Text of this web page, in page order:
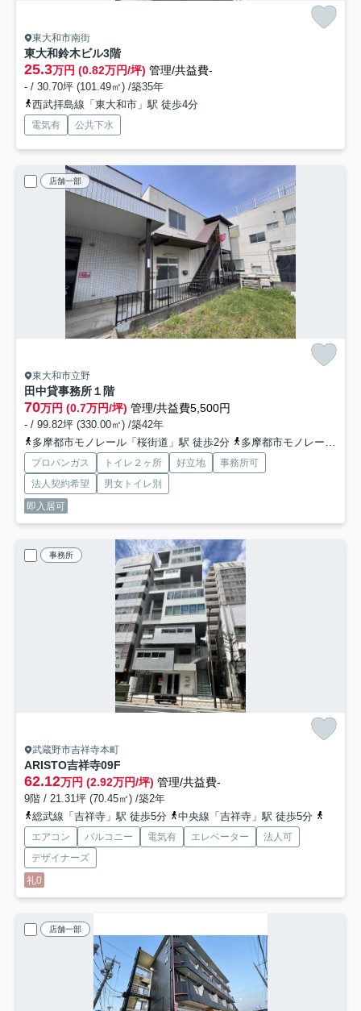
東大和市南街
東大和鈴木ビル3階
25.3万円 (0.82万円/坪) 管理/共益費-
- / 30.70坪 (101.49㎡) /築35年
西武拝島線「東大和市」駅 徒歩4分
電気有 公共下水
店舗一部
東大和市立野
田中貸事務所１階
70万円 (0.7万円/坪) 管理/共益費5,500円
- / 99.82坪 (330.00㎡) /築42年
多摩都市モノレール「桜街道」駅 徒歩2分
多摩都市モノレール「上北台」駅 徒歩12分
プロパンガス トイレ２ヶ所 好立地
事務所可
法人契約希望
男女トイレ別
即入居可
事務所
武蔵野市吉祥寺本町
ARISTO吉祥寺09F
62.12万円 (2.92万円/坪) 管理/共益費-
9階 / 21.31坪 (70.45㎡) /築2年
総武線「吉祥寺」駅 徒歩5分
中央線「吉祥寺」駅 徒歩5分
エアコン バルコニー 電気有 エレベーター
法人可
デザイナーズ
礼0
店舗一部